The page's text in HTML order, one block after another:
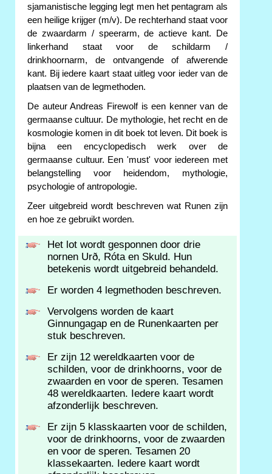
sjamanistische legging legt men het pentagram als
een heilige krijger (m/v). De rechterhand staat voor
de zwaardarm / speerarm, de actieve kant. De
linkerhand staat voor de schildarm /
drinkhoornarm, de ontvangende of afwerende
kant. Bij iedere kaart staat uitleg voor ieder van de
plaatsen van de legmethoden.
De auteur Andreas Firewolf is een kenner van de
germaanse cultuur. De mythologie, het recht en de
kosmologie komen in dit boek tot leven. Dit boek is
bijna een encyclopedisch werk over de
germaanse cultuur. Een 'must' voor iedereen met
belangstelling voor heidendom, mythologie,
psychologie of antropologie.
Zeer uitgebreid wordt beschreven wat Runen zijn
en hoe ze gebruikt worden.
Het lot wordt gesponnen door drie
nornen Urð, Róta en Skuld. Hun
betekenis wordt uitgebreid behandeld.
Er worden 4 legmethoden beschreven.
Vervolgens worden de kaart
Ginnungagap en de Runenkaarten per
stuk beschreven.
Er zijn 12 wereldkaarten voor de
schilden, voor de drinkhoorns, voor de
zwaarden en voor de speren. Tesamen
48 wereldkaarten. Iedere kaart wordt
afzonderlijk beschreven.
Er zijn 5 klasskaarten voor de schilden,
voor de drinkhoorns, voor de zwaarden
en voor de speren. Tesamen 20
klassekaarten. Iedere kaart wordt